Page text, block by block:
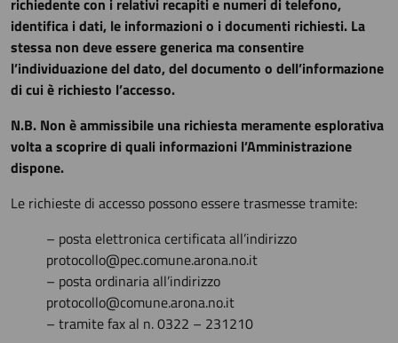
richiedente con i relativi recapiti e numeri di telefono,
identifica i dati, le informazioni o i documenti richiesti. La
stessa non deve essere generica ma consentire
l’individuazione del dato, del documento o dell’informazione
di cui è richiesto l’accesso.
N.B. Non è ammissibile una richiesta meramente esplorativa
volta a scoprire di quali informazioni l’Amministrazione
dispone.
Le richieste di accesso possono essere trasmesse tramite:
– posta elettronica certificata all’indirizzo
protocollo@pec.comune.arona.no.it
– posta ordinaria all’indirizzo
protocollo@comune.arona.no.it
– tramite fax al n. 0322 – 231210